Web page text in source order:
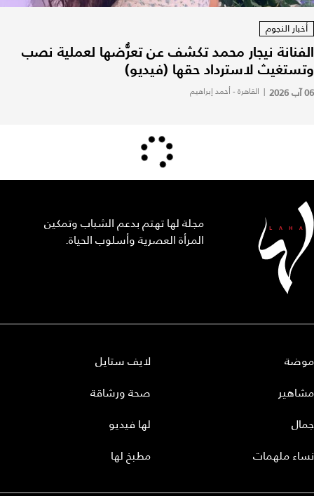
أخبار النجوم
الفنانة نيجار محمد تكشف عن تعرُّضها لعملية نصب
وتستغيث لاسترداد حقها (فيديو)
06 آب 2026 | القاهرة - أحمد إبراهيم
مجلة لها تهتم بدعم الشباب وتمكين
المرأة العصرية وأسلوب الحياة.
موضة
مشاهير
جمال
نساء ملهمات
لايف ستايل
صحة ورشاقة
لها فيديو
مطبخ لها